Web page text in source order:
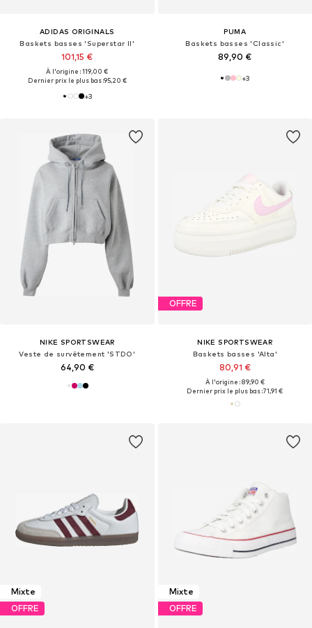
ADIDAS ORIGINALS
Baskets basses 'Superstar II'
101,15 €
À l'origine : 119,00 €
Dernier prix le plus bas :95,20 €
+3
PUMA
Baskets basses 'Classic'
89,90 €
+3
NIKE SPORTSWEAR
Veste de survêtement 'STDO'
64,90 €
OFFRE
NIKE SPORTSWEAR
Baskets basses 'Alta'
80,91 €
À l'origine : 89,90 €
Dernier prix le plus bas :71,91 €
Mixte
OFFRE
Mixte
OFFRE